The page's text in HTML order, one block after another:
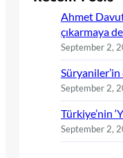
Ahmet
çıkarmaya
September 2,
September 2,
Türkiye’nin
September 2,